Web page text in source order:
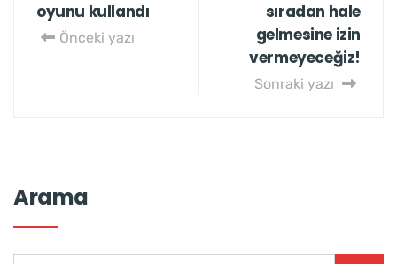
oyunu kullandı
Önceki yazı
sıradan hale
gelmesine izin
vermeyeceğiz!
Sonraki yazı
Arama